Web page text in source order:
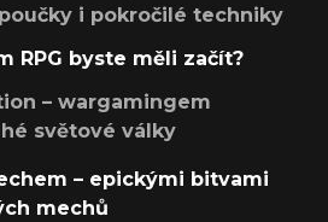
i pokročilé techniky
RPG byste měli začít?
– wargamingem
světové války
– epickými bitvami
mechů